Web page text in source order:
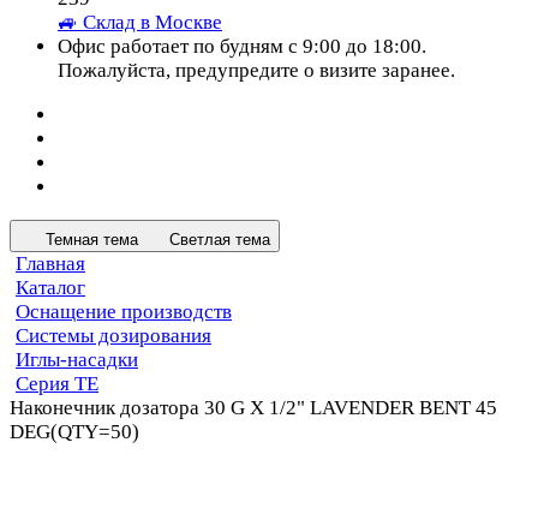
🚙 Склад в Москве
Офис работает по будням с 9:00 до 18:00.
Пожалуйста, предупредите о визите заранее.
Темная тема Светлая тема
Главная
Каталог
Оснащение производств
Системы дозирования
Иглы-насадки
Серия TE
Наконечник дозатора 30 G X 1/2" LAVENDER BENT 45
DEG(QTY=50)